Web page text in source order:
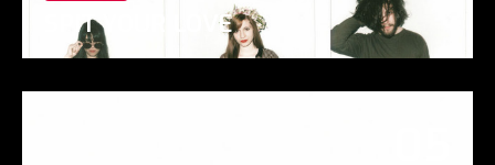
SPIT YOUR LOVE